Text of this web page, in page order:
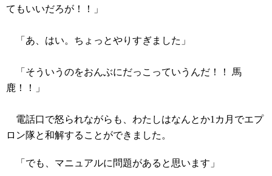
てもいいだろが！！」
「あ、はい。ちょっとやりすぎました」
「そういうのをおんぶにだっこっていうんだ！！ 馬
鹿！！」
電話口で怒られながらも、わたしはなんとか1カ月でエプ
ロン隊と和解することができました。
「でも、マニュアルに問題があると思います」